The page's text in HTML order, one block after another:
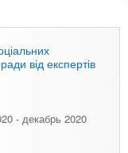
від експертів
- декабрь 2020